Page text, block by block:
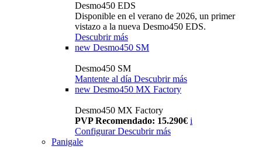
Desmo450 EDS
Disponible en el verano de 2026, un primer
vistazo a la nueva Desmo450 EDS.
Descubrir más
new Desmo450 SM
Desmo450 SM
Mantente al día Descubrir más
new Desmo450 MX Factory
Desmo450 MX Factory
PVP Recomendado: 15.290€ i
Configurar Descubrir más
Panigale